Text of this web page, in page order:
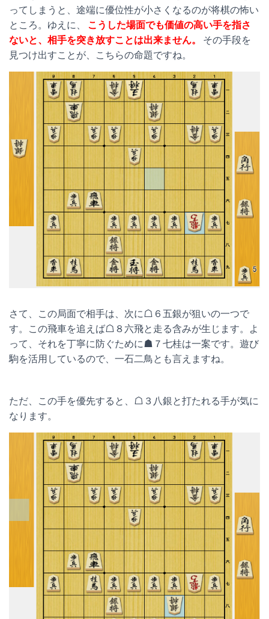
ってしまうと、途端に優位性が小さくなるのが将棋の怖い
ところ。ゆえに、
こうした場面でも価値の高い手を指さ
ないと、相手を突き放すことは出来ません。
その手段を
見つけ出すことが、こちらの命題ですね。
さて、この局面で相手は、次に☖６五銀が狙いの一つで
す。この飛車を追えば☖８六飛と走る含みが生じます。よ
って、それを丁寧に防ぐために☗７七桂は一案です。遊び
駒を活用しているので、一石二鳥とも言えますね。
ただ、この手を優先すると、☖３八銀と打たれる手が気に
なります。